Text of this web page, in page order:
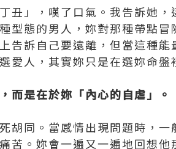
丑」，嘆了口氣。我告訴她
型態的男人，妳對那種帶點
告訴自己要遠離，但當這種
愛人，其實妳只是在選妳命盤
而是在於妳「內心的自虐」。
胡同。當感情出現問題時，
苦。妳會一遍又一遍地回想